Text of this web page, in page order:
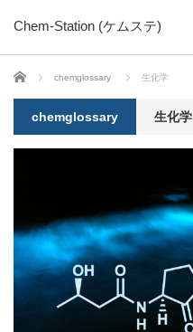
Chem-Station (ケムステ)
ホーム chemglossary 生化学
chemglossary 生化学